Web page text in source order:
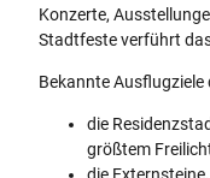
Konzerte,
Stadtfeste verführt
Bekannte Ausflugziele
die
größtem